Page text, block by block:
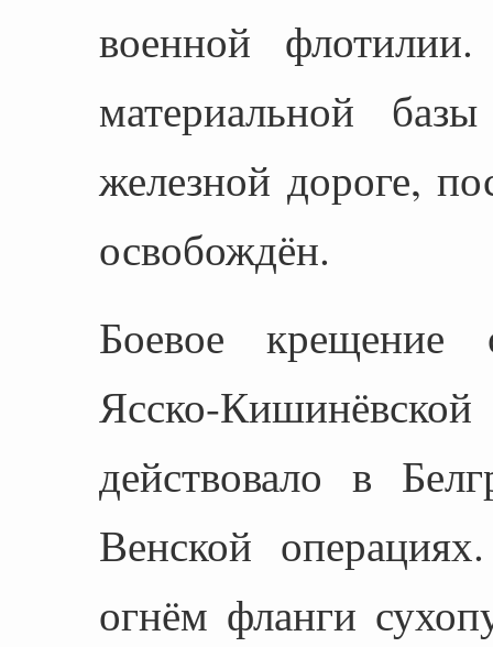
военной
материальной
железной дороге,
освобождён.
Боевое крещение
Ясско-
действовало в
Венской
огнём фланги